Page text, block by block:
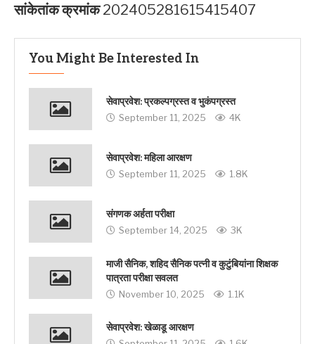
सांकेतांक क्रमांक202405281615415407
You Might Be Interested In
सेवाप्रवेश: प्रकल्पग्रस्त व भुकंपग्रस्त
September 11, 2025 4K
सेवाप्रवेश: महिला आरक्षण
September 11, 2025 1.8K
संगणक अर्हता परीक्षा
September 14, 2025 3K
माजी सैनिक, शहिद सैनिक पत्नी व कुटुंबियांना शिक्षक
पात्रता परीक्षा सवलत
November 10, 2025 1.1K
सेवाप्रवेश: खेळाडू आरक्षण